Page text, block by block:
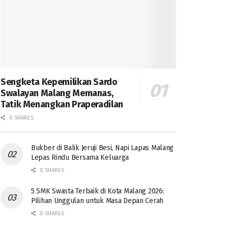
Sengketa Kepemilikan Sardo
Swalayan Malang Memanas,
Tatik Menangkan Praperadilan
0 SHARES
Bukber di Balik Jeruji Besi, Napi Lapas Malang
Lepas Rindu Bersama Keluarga
0 SHARES
5 SMK Swasta Terbaik di Kota Malang 2026:
Pilihan Unggulan untuk Masa Depan Cerah
0 SHARES